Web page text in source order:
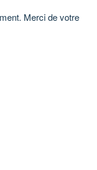
Merci de votre